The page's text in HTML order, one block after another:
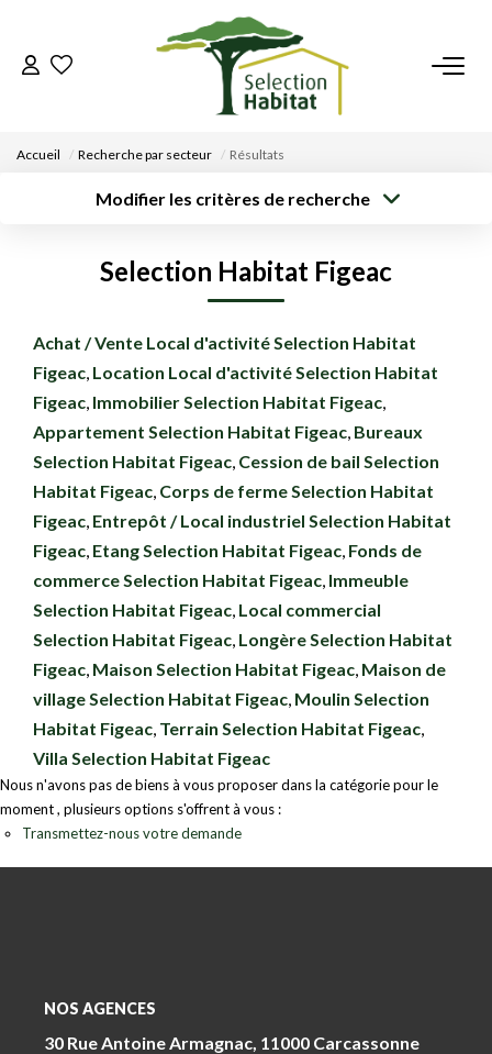
ACCUEIL
DÉPOSEZ VOTRE RECHERCHE
NOUS REJOINDRE
CONTACT
EN
Accueil Recherche par secteur Résultats
Modifier les critères de recherche
Plus de critères
Créer une
Selection Habitat Figeac
Achat / Vente Local d'activité Selection Habitat
Figeac Location Local d'activité Selection Habitat
Figeac Immobilier Selection Habitat Figeac
Appartement Selection Habitat Figeac Bureaux
Selection Habitat Figeac Cession de bail Selection
Habitat Figeac Corps de ferme Selection Habitat
Figeac Entrepôt / Local industriel Selection Habitat
Figeac Etang Selection Habitat Figeac Fonds de
commerce Selection Habitat Figeac Immeuble
Selection Habitat Figeac Local commercial
Selection Habitat Figeac Longère Selection Habitat
Figeac Maison Selection Habitat Figeac Maison de
village Selection Habitat Figeac Moulin Selection
Habitat Figeac Terrain Selection Habitat Figeac
Villa Selection Habitat Figeac
Nous n'avons pas de biens à vous proposer dans la catégorie pour le
moment , plusieurs options s'offrent à vous :
Transmettez-nous votre demande
NOS AGENCES
30 Rue Antoine Armagnac, 11000 Carcassonne